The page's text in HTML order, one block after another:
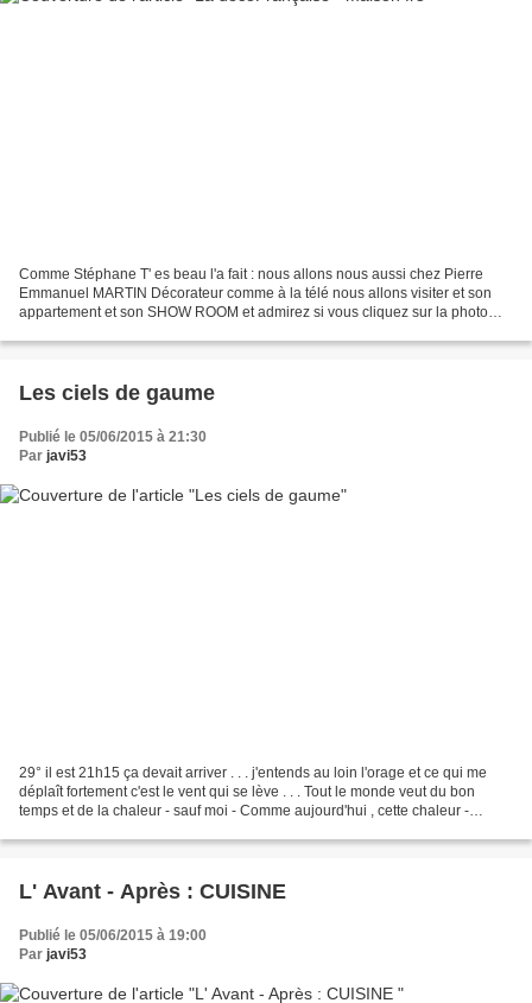
Comme Stéphane T' es beau l'a fait : nous allons nous aussi chez Pierre
Emmanuel MARTIN Décorateur comme à la télé nous allons visiter et son
appartement et son SHOW ROOM et admirez si vous cliquez sur la photo
Les ciels de gaume
Publié le 05/06/2015 à 21:30
Par javi53
29° il est 21h15 ça devait arriver . . . j'entends au loin l'orage et ce qui me
déplaît fortement c'est le vent qui se lève . . . Tout le monde veut du bon
temps et de la chaleur - sauf moi - Comme aujourd'hui , cette chaleur -
L' Avant - Après : CUISINE
Publié le 05/06/2015 à 19:00
Par javi53